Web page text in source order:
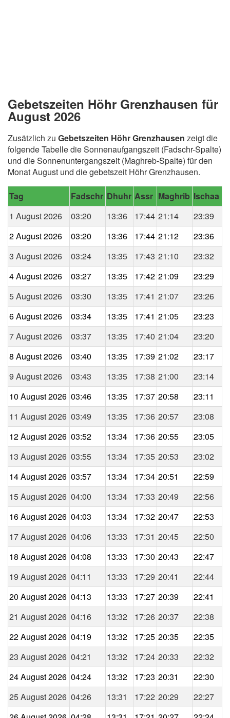
Gebetszeiten Höhr Grenzhausen für
August 2026
Zusätzlich zu Gebetszeiten Höhr Grenzhausen zeigt die
folgende Tabelle die Sonnenaufgangszeit (Fadschr-Spalte)
und die Sonnenuntergangszeit (Maghreb-Spalte) für den
Monat August und die gebetszeit Höhr Grenzhausen.
Tag Fadschr Dhuhr Assr Maghrib Ischaa
1 August 2026
03:20 13:36 17:44 21:14
23:39
2 August 2026
03:20 13:36 17:44 21:12
23:36
3 August 2026
03:24 13:35 17:43 21:10
23:32
4 August 2026
03:27 13:35 17:42 21:09
23:29
5 August 2026
03:30 13:35 17:41 21:07
23:26
6 August 2026
03:34 13:35 17:41 21:05
23:23
7 August 2026
03:37 13:35 17:40 21:04
23:20
8 August 2026
03:40 13:35 17:39 21:02
23:17
9 August 2026
03:43 13:35 17:38 21:00
23:14
10 August 2026 03:46 13:35 17:37 20:58
23:11
11 August 2026 03:49 13:35 17:36 20:57
23:08
12 August 2026 03:52 13:34 17:36 20:55
23:05
13 August 2026 03:55 13:34 17:35 20:53
23:02
14 August 2026 03:57 13:34 17:34 20:51
22:59
15 August 2026 04:00 13:34 17:33 20:49
22:56
16 August 2026 04:03 13:34 17:32 20:47
22:53
17 August 2026 04:06 13:33 17:31 20:45
22:50
18 August 2026 04:08 13:33 17:30 20:43
22:47
19 August 2026 04:11 13:33 17:29 20:41
22:44
20 August 2026 04:13 13:33 17:27 20:39
22:41
21 August 2026 04:16 13:32 17:26 20:37
22:38
22 August 2026 04:19 13:32 17:25 20:35
22:35
23 August 2026 04:21 13:32 17:24 20:33
22:32
24 August 2026 04:24 13:32 17:23 20:31
22:30
25 August 2026 04:26 13:31 17:22 20:29
22:27